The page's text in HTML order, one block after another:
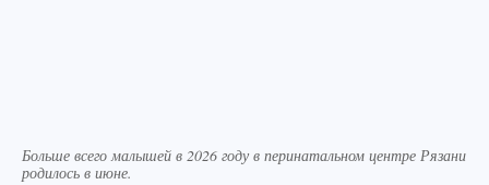
Больше всего малышей в 2026 году в перинатальном центре Рязани
родилось в июне.